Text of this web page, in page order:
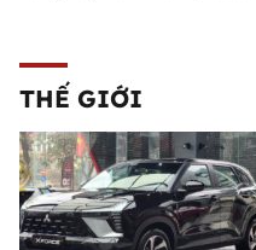
THẾ GIỚI